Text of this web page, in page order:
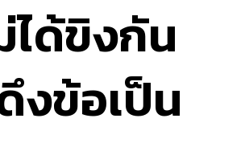
ได้ขิงกัน
งข้อเป็น